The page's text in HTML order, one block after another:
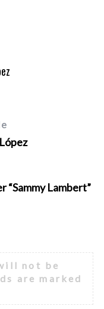
“Sammy Lambert”
not be
are marked